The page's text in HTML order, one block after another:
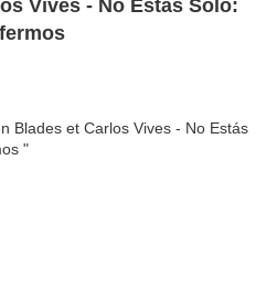
Vives - No Estás Solo: